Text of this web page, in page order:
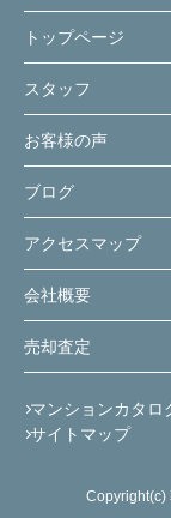
トップページ
スタッフ
お客様の声
ブログ
アクセスマップ
会社概要
売却査定
マンションカタロ
サイトマップ
Copyright(c)